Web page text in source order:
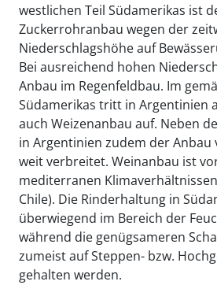
westlichen Teil Südamerikas ist
Zuckerrohranbau wegen der
Niederschlagshöhe auf
Bei ausreichend hohen
Anbau im Regenfeldbau. Im
Südamerikas tritt in Argentinien
auch Weizenanbau auf. Neben
in Argentinien zudem der Anbau
weit verbreitet. Weinanbau ist
mediterranen
Chile). Die Rinderhaltung in
überwiegend im Bereich der
während die genügsameren
zumeist auf Steppen- bzw.
gehalten werden.